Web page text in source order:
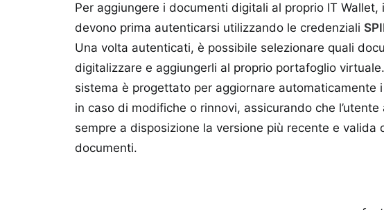
Per aggiungere i documenti digitali al proprio IT Wallet,
devono prima autenticarsi utilizzando le credenziali
Una volta autenticati, è possibile selezionare quali
digitalizzare e aggiungerli al proprio portafoglio
sistema è progettato per aggiornare automaticamente
in caso di modifiche o rinnovi, assicurando che l’utente
sempre a disposizione la versione più recente e valida
documenti.